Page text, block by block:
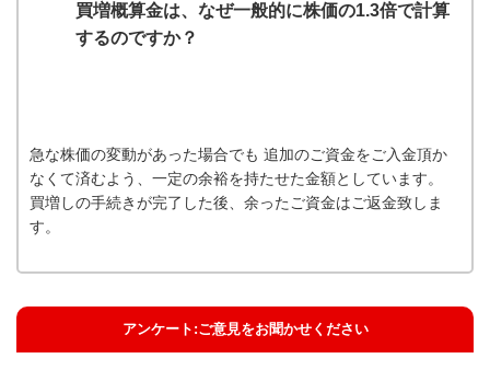
買増概算金は、なぜ一般的に株価の1.3倍で計算
するのですか？
急な株価の変動があった場合でも 追加のご資金をご入金頂か
なくて済むよう、一定の余裕を持たせた金額としています。
買増しの手続きが完了した後、余ったご資金はご返金致しま
す。
アンケート:ご意見をお聞かせください